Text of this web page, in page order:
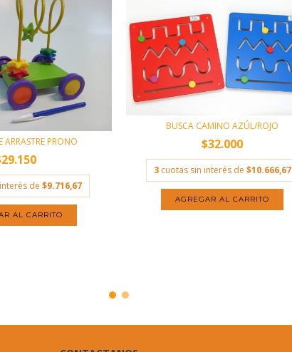
ARRASTRE PRONO
de $9.716,67
BUSCA CAMINO AZÚL/ROJO
$32.000
3 cuotas sin interés de $10.666,67